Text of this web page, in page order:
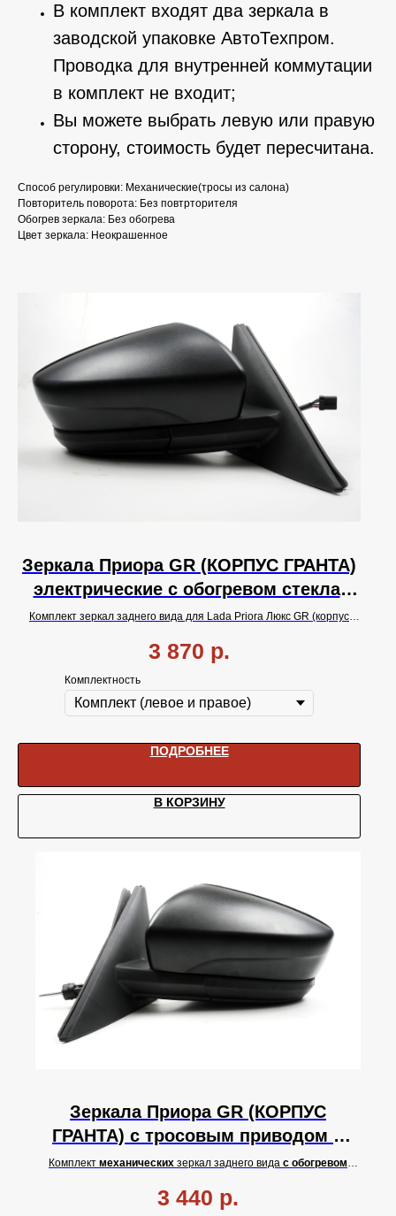
В комплект входят два зеркала в
заводской упаковке АвтоТехпром.
Проводка для внутренней коммутации
в комплект не входит;
Вы можете выбрать левую или правую
сторону, стоимость будет пересчитана.
Способ регулировки: Механические(тросы из салона)
Повторитель поворота: Без повтрторителя
Обогрев зеркала: Без обогрева
Цвет зеркала: Неокрашенное
Зеркала Приора GR (КОРПУС ГРАНТА)
электрические с обогревом стекла.
БЕЗ ПОВТОРИТЕЛЯ.
Комплект зеркал заднего вида для Lada Priora Люкс GR (корпус
поворотника.
3 870 р.
Комплектность
ПОДРОБНЕЕ
В КОРЗИНУ
Зеркала Приора GR (КОРПУС
ГРАНТА) с тросовым приводом и
обогревом стекла
Комплект механических зеркал заднего вида с обогревом
3 440 р.